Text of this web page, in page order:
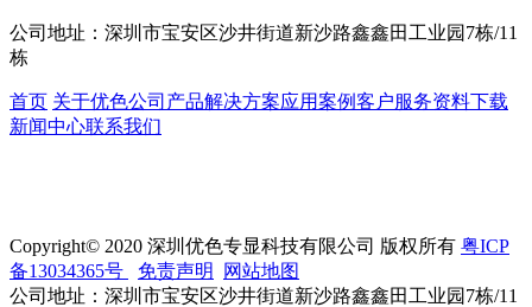
公司地址： 深圳市宝安区沙井街道新沙路鑫鑫田工业园7栋/11
栋
首页 关于优色公司产品解决方案应用案例客户服务资料下载
新闻中心联系我们
Copyright© 2020 深圳优色专显科技有限公司 版权所有 粤ICP
备13034365号
免责声明
网站地图
公司地址：深圳市宝安区沙井街道新沙路鑫鑫田工业园7栋/11